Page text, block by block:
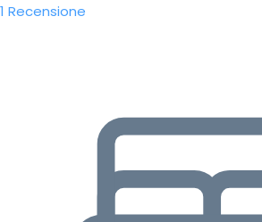
1 Recensione